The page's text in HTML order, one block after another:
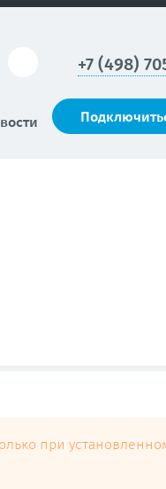
+7 (498)
при